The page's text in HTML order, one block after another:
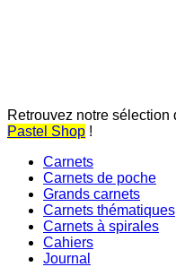
Retrouvez notre sélection
Pastel Shop !
Carnets
Carnets de poche
Grands carnets
Carnets thématiques
Carnets à spirales
Cahiers
Journal